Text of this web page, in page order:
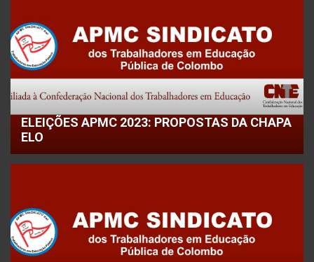
ELEIÇÕES APMC 2023: PROPOSTAS DA CHAPA
ELO